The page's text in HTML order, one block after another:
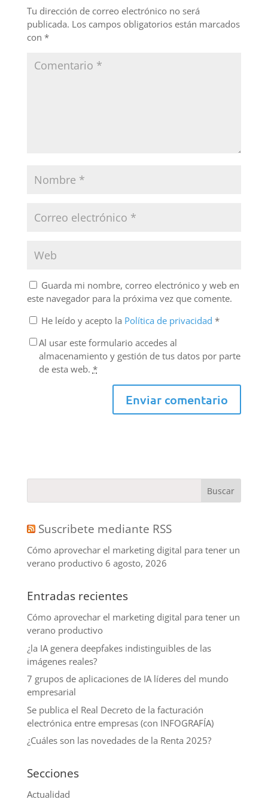
o
k
Tu dirección de correo electrónico no será
publicada. Los campos obligatorios están marcados
con *
Guarda mi nombre, correo electrónico y web en
este navegador para la próxima vez que comente.
He leído y acepto la Política de privacidad *
Al usar este formulario accedes al
almacenamiento y gestión de tus datos por parte
de esta web. *
Suscribete mediante RSS
Cómo aprovechar el marketing digital para tener un
verano productivo 6 agosto, 2026
Entradas recientes
Cómo aprovechar el marketing digital para tener un
verano productivo
¿la IA genera deepfakes indistinguibles de las
imágenes reales?
7 grupos de aplicaciones de IA líderes del mundo
empresarial
Se publica el Real Decreto de la facturación
electrónica entre empresas (con INFOGRAFÍA)
¿Cuáles son las novedades de la Renta 2025?
Secciones
Actualidad